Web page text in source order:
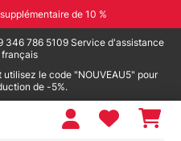
de 10 %
346 786 5109 Service d'assistance
le code "NOUVEAU5" pour
de -5%.